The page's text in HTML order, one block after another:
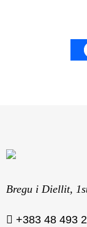
Bregu i Diellit,
+383 48 493